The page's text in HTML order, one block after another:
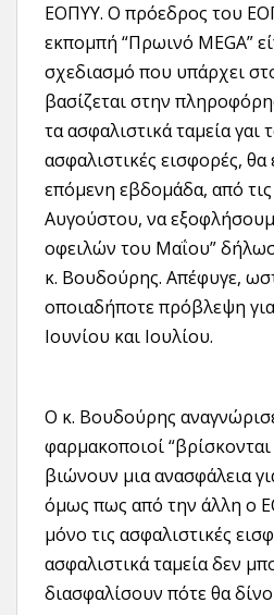
ΕΟΠΥΥ. Ο πρόεδρος του
εκπομπή “Πρωινό MEGA”
σχεδιασμό που υπάρχει
βασίζεται στην
τα ασφαλιστικά ταμεία γαι
ασφαλιστικές εισφορές,
επόμενη εβδομάδα, από τις
Αυγούστου, να
οφειλών του Μαΐου”
κ. Βουδούρης. Απέφυγε,
οποιαδήποτε πρόβλεψη για
Ιουνίου και Ιουλίου.
Ο κ. Βουδούρης
φαρμακοποιοί
βιώνουν μια ανασφάλεια
όμως πως από την άλλη ο
μόνο τις ασφαλιστικές
ασφαλιστικά ταμεία δεν
διασφαλίσουν πότε θα